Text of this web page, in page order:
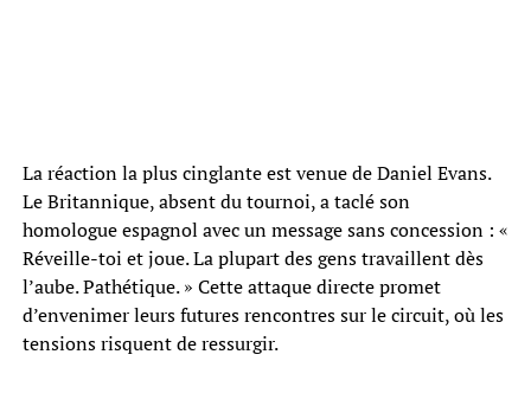
La réaction la plus cinglante est venue de Daniel Evans.
Le Britannique, absent du tournoi, a taclé son
homologue espagnol avec un message sans concession : «
Réveille-toi et joue. La plupart des gens travaillent dès
l’aube. Pathétique. » Cette attaque directe promet
d’envenimer leurs futures rencontres sur le circuit, où les
tensions risquent de ressurgir.